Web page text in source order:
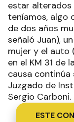
estar alterados
teníamos, algo
de dos años
señaló Juan),
mujer y el auto
en el KM 31 de
causa
Juzgado de
Sergio Carboni.
ESTE